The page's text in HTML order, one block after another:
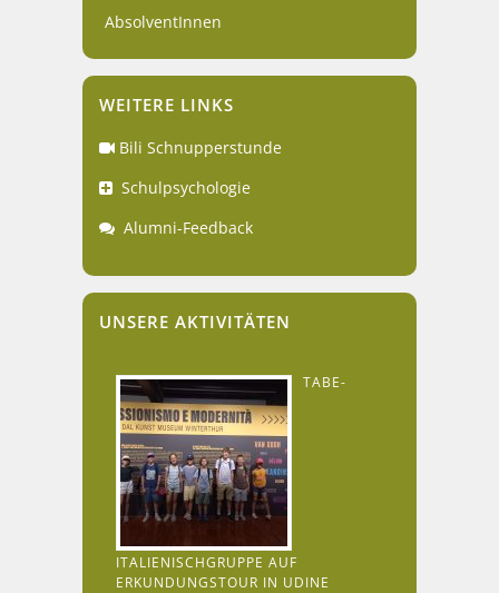
AbsolventInnen
WEITERE LINKS
Bili Schnupperstunde
Schulpsychologie
Alumni-Feedback
UNSERE AKTIVITÄTEN
TABE-
ITALIENISCHGRUPPE AUF
ERKUNDUNGSTOUR IN UDINE